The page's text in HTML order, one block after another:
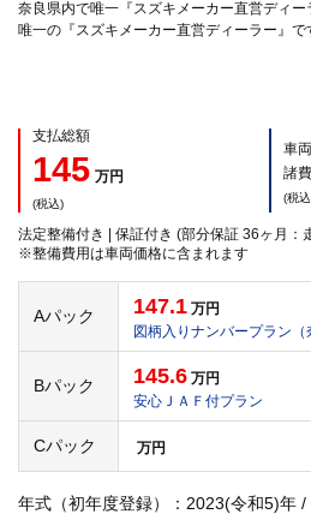
奈良県内で唯一『スズキメーカー直営ディ
唯一の『スズキメーカー直営ディーラー』
支払総額
145 万円
(税込)
車
諸
(税
法定整備付き | 保証付き (部分保証 36ヶ月：
※整備費用は車両価格に含まれます
Aパック 147.1 万円
図柄入りナンバープラン（
Bパック 145.6 万円
安心ＪＡＦ付プラン
Cパック 万円
年式（初年度登録）：2023(令和5)年 /